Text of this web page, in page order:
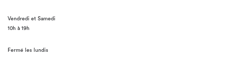
Vendredi et Samedi
10h à 19h
Fermé les lundis